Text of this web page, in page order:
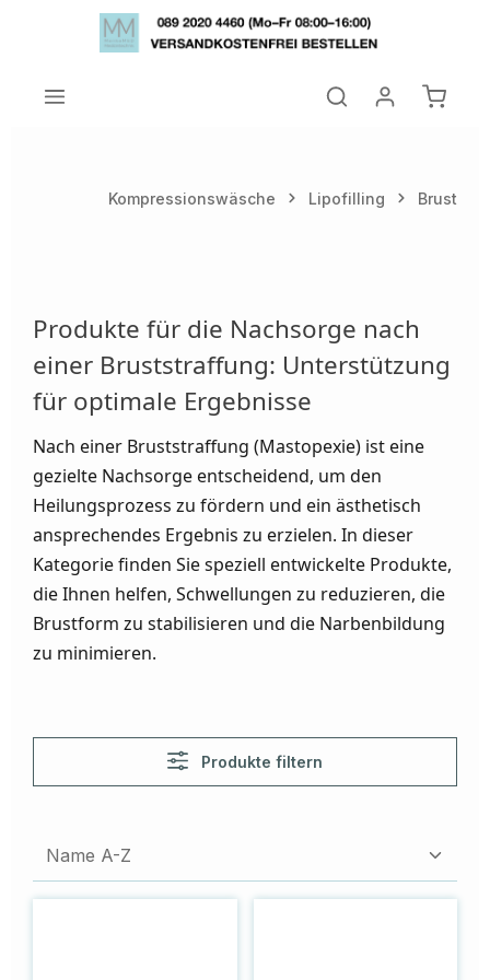
Zum Hauptinhalt springen
Kompressionswäsche Lipofilling Brust
Produkte für die Nachsorge nach
einer Bruststraffung: Unterstützung
für optimale Ergebnisse
Nach einer Bruststraffung (Mastopexie) ist eine
gezielte Nachsorge entscheidend, um den
Heilungsprozess zu fördern und ein ästhetisch
ansprechendes Ergebnis zu erzielen. In dieser
Kategorie finden Sie speziell entwickelte Produkte,
die Ihnen helfen, Schwellungen zu reduzieren, die
Brustform zu stabilisieren und die Narbenbildung
zu minimieren.
Produkte filtern